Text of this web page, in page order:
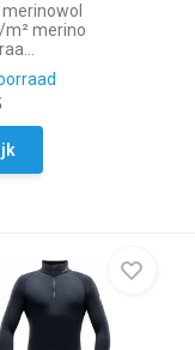
merino